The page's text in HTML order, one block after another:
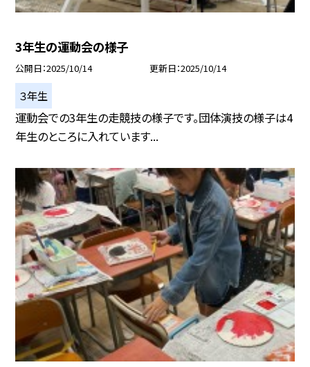
3年生の運動会の様子
公開日 2025/10/14 更新日 2025/10/14
３年生
運動会での3年生の走競技の様子です。団体演技の様子は4
年生のところに入れています...